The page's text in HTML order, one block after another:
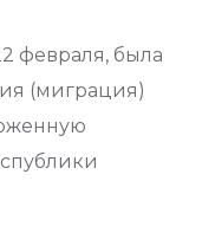
февраля, была
(миграция)